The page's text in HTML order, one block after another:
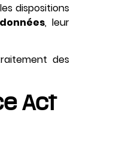
dispositions
, leur
des
Act